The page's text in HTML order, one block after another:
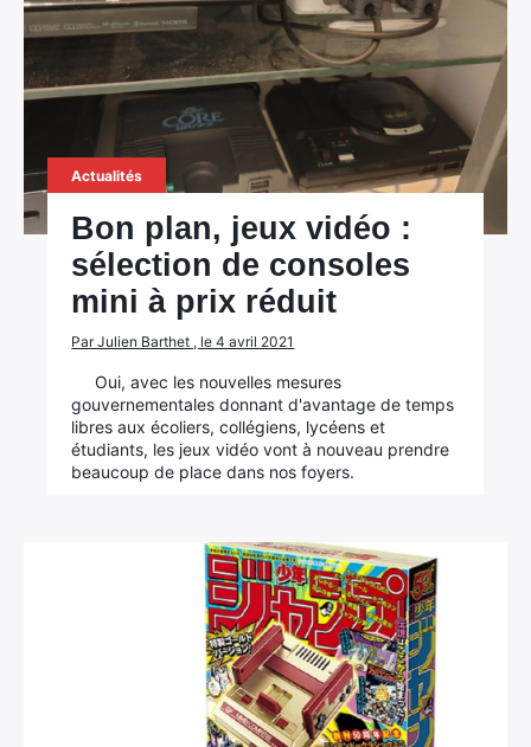
Actualités
Bon plan, jeux vidéo :
sélection de consoles
mini à prix réduit
Par Julien Barthet , le 4 avril 2021
Oui, avec les nouvelles mesures
gouvernementales donnant d'avantage de temps
libres aux écoliers, collégiens, lycéens et
étudiants, les jeux vidéo vont à nouveau prendre
beaucoup de place dans nos foyers.